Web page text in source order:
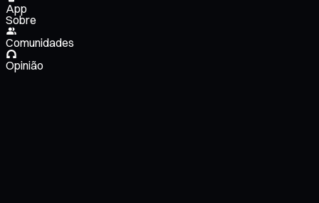
App
Sobre
Comunidades
Opinião